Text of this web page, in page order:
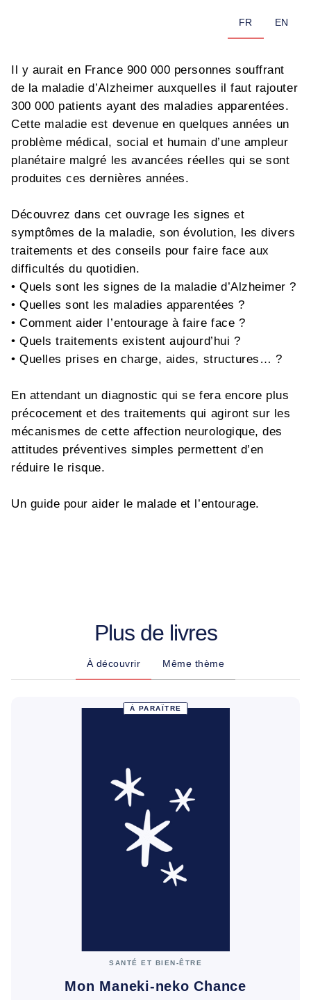
FR EN
Il y aurait en France 900 000 personnes souffrant
de la maladie d’Alzheimer auxquelles il faut rajouter
300 000 patients ayant des maladies apparentées.
Cette maladie est devenue en quelques années un
problème médical, social et humain d’une ampleur
planétaire malgré les avancées réelles qui se sont
produites ces dernières années.
Découvrez dans cet ouvrage les signes et
symptômes de la maladie, son évolution, les divers
traitements et des conseils pour faire face aux
difficultés du quotidien.
• Quels sont les signes de la maladie d’Alzheimer ?
• Quelles sont les maladies apparentées ?
• Comment aider l’entourage à faire face ?
• Quels traitements existent aujourd’hui ?
• Quelles prises en charge, aides, structures… ?
En attendant un diagnostic qui se fera encore plus
précocement et des traitements qui agiront sur les
mécanismes de cette affection neurologique, des
attitudes préventives simples permettent d’en
réduire le risque.
Un guide pour aider le malade et l’entourage.
Plus de livres
À découvrir Même thème
À PARAÎTRE
SANTÉ ET BIEN-ÊTRE
Mon Maneki-neko Chance